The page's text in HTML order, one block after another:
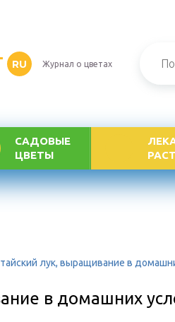
RU Журнал о цветах
САДОВЫЕ
ЦВЕТЫ
лук, выращивание в
в домашних